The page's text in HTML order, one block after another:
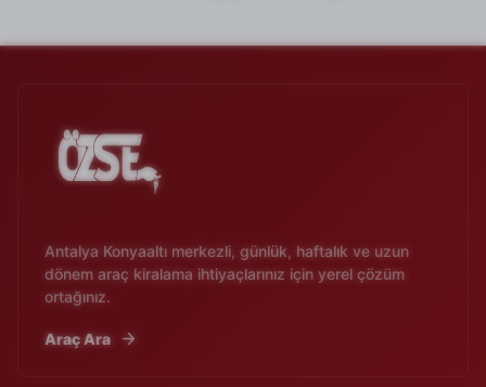
Antalya Konyaaltı merkezli, günlük, haftalık ve uzun
dönem araç kiralama ihtiyaçlarınız için yerel çözüm
ortağınız.
Araç Ara